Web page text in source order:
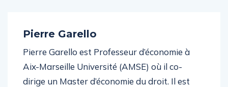
Pierre Garello
Pierre Garello est Professeur d’économie à
Aix-Marseille Université (AMSE) où il co-
dirige un Master d’économie du droit. Il est